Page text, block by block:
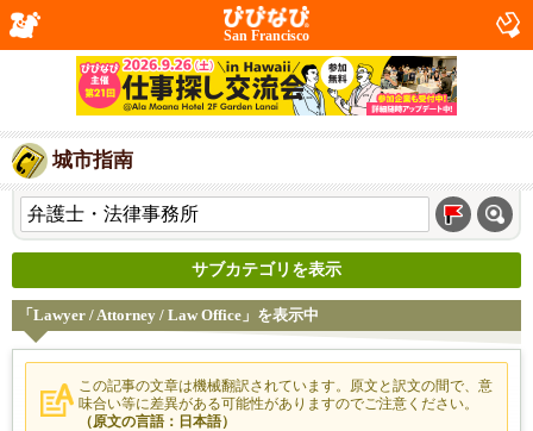
San Francisco
城市指南
サブカテゴリを表示
「Lawyer / Attorney / Law Office」を表示中
この記事の文章は機械翻訳されています。原文と訳文の間で、意
味合い等に差異がある可能性がありますのでご注意ください。
（原文の言語：日本語）